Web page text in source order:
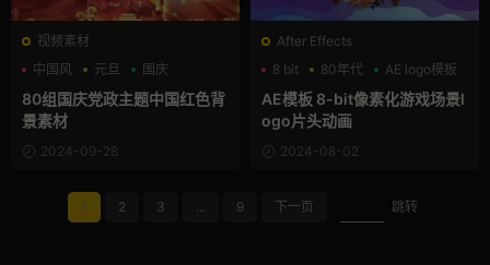
视频素材
中国风
元旦 国庆
80组国庆党政主题中国红色背
景素材
2024-09-28
After Effects
8 bit
80年代 AE logo模板
AE模板 8-bit像素化游戏场景l
ogo片头动画
2024-08-02
1 2 3 ... 9 下一页 跳转